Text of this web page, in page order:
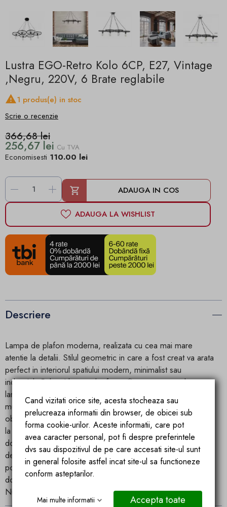
Lustra EGO-Retro Kolo 6CP, E27, Vintage
,Negru, 220V, 6 Brate reglabile
1 produs(e) in stoc
Scrie o recenzie
366,68 lei
256,67 lei Cu TVA
Economisesti 110.00 lei
- + ADAUGA IN COS
ADAUGA LA WISHLIST
Descriere
Lampa de plafon moderna, realizata cu cea mai mare
atentie la detalii. Stilul geometric in care a fost creat va arata
perfect in interiorul spatiului modern, minimalist sau
industrial. Cel mai bun otel a fost utilizat pentru producerea
lampii, care in faza de productie a fost acoperita de mai
multe ori cu un strat de email antistatic. Acest lucru a permis
obtinerea unei suprafete perfecte, rezistenta la zgarieturi si
la abraziune sau deteriorare mecanica. O lampa nu este
doar o sursa de lumina, ci este in primul rand un element
decorativ al fiecarei case. Modelele moderne de lampi se
potrivesc perfect in interiorul fiecarei camere de zi,
dormitor sau bucatarie.
Nu include becuri.
Cand vizitati orice site, acesta stocheaza sau
prelucreaza informatii din browser, de obicei sub
forma cookie-urilor. Aceste informatii, care pot
avea caracter personal, pot fi despre preferintele
dvs sau dispozitivul de pe care accesati site-ul sunt
in general folosite astfel incat site-ul sa functioneze
conform asteptarilor.
Mai multe informatii Accepta toate